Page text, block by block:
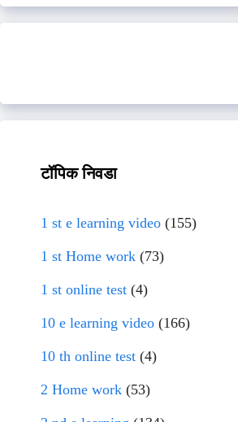
टॉपिक निवडा
1 st e learning video (155)
1 st Home work (73)
1 st online test (4)
10 e learning video (166)
10 th online test (4)
2 Home work (53)